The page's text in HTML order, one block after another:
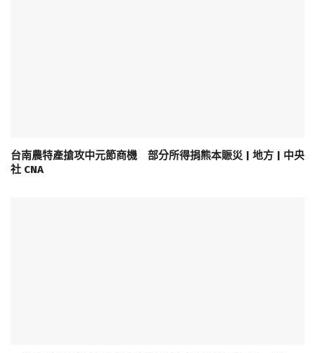
台南農特產搶攻中元節商機 部分所得捐熊本賑災 | 地方 | 中央
社 CNA